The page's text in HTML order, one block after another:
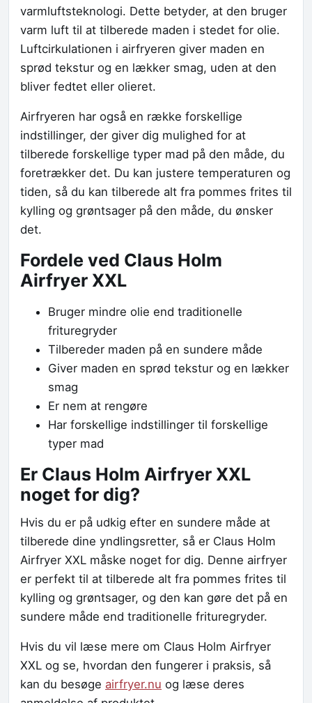
varmluftsteknologi. Dette betyder, at den bruger
varm luft til at tilberede maden i stedet for olie.
Luftcirkulationen i airfryeren giver maden en
sprød tekstur og en lækker smag, uden at den
bliver fedtet eller olieret.
Airfryeren har også en række forskellige
indstillinger, der giver dig mulighed for at
tilberede forskellige typer mad på den måde, du
foretrækker det. Du kan justere temperaturen og
tiden, så du kan tilberede alt fra pommes frites til
kylling og grøntsager på den måde, du ønsker
det.
Fordele ved Claus Holm
Airfryer XXL
Bruger mindre olie end traditionelle
frituregryder
Tilbereder maden på en sundere måde
Giver maden en sprød tekstur og en lækker
smag
Er nem at rengøre
Har forskellige indstillinger til forskellige
typer mad
Er Claus Holm Airfryer XXL
noget for dig?
Hvis du er på udkig efter en sundere måde at
tilberede dine yndlingsretter, så er Claus Holm
Airfryer XXL måske noget for dig. Denne airfryer
er perfekt til at tilberede alt fra pommes frites til
kylling og grøntsager, og den kan gøre det på en
sundere måde end traditionelle frituregryder.
Hvis du vil læse mere om Claus Holm Airfryer
XXL og se, hvordan den fungerer i praksis, så
kan du besøge airfryer.nu og læse deres